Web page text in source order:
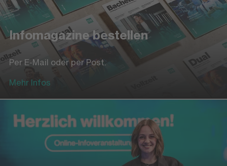
Infomagazine bestellen
Per E-Mail oder per Post.
Mehr Infos